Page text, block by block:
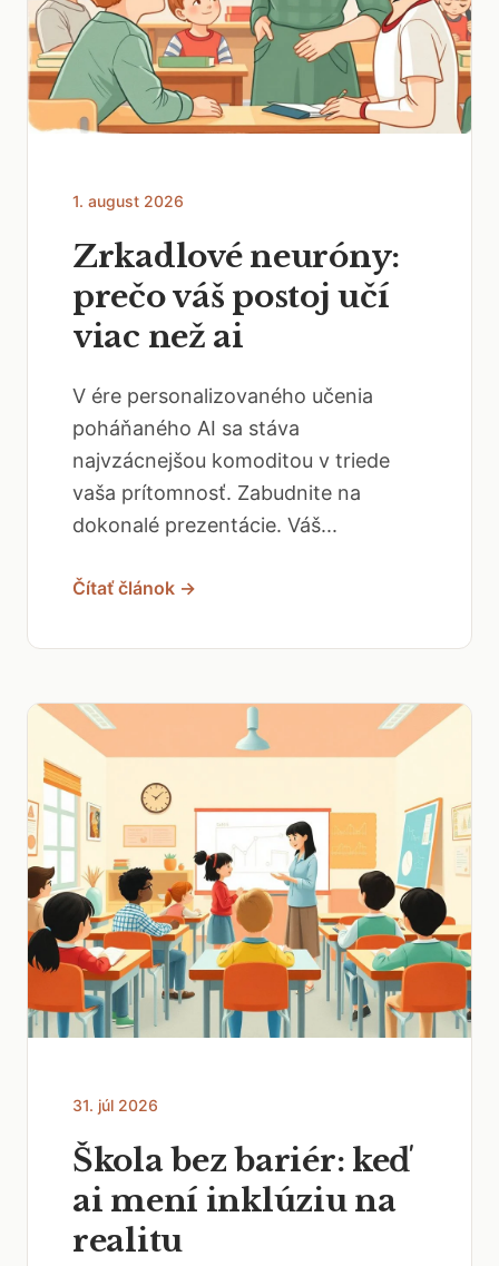
1. august 2026
Zrkadlové neuróny:
prečo váš postoj učí
viac než ai
V ére personalizovaného učenia
poháňaného AI sa stáva
najvzácnejšou komoditou v triede
vaša prítomnosť. Zabudnite na
dokonalé prezentácie. Váš...
Čítať článok →
31. júl 2026
Škola bez bariér: keď
ai mení inklúziu na
realitu